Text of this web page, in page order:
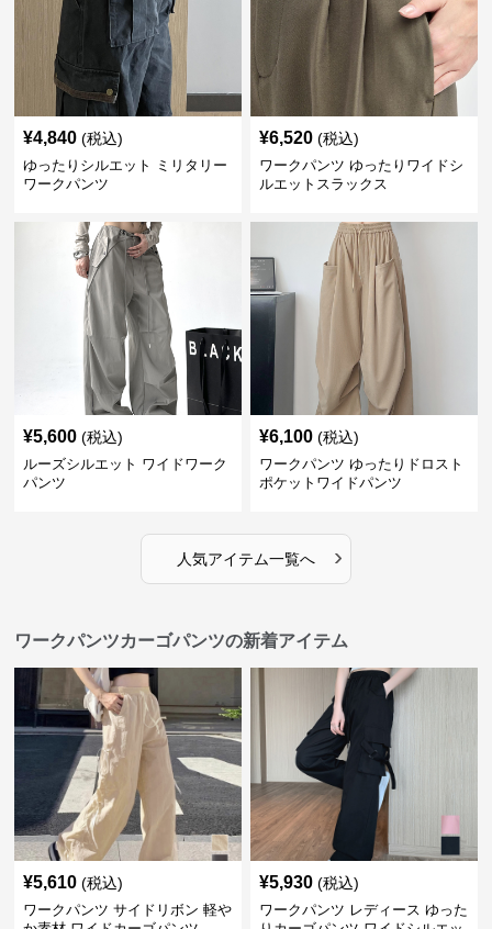
¥4,840 (税込)
ゆったりシルエット ミリタリー
ワークパンツ
¥6,520 (税込)
ワークパンツ ゆったりワイドシ
ルエットスラックス
¥5,600 (税込)
ルーズシルエット ワイドワーク
パンツ
¥6,100 (税込)
ワークパンツ ゆったりドロスト
ポケットワイドパンツ
人気アイテム一覧へ ›
ワークパンツカーゴパンツの新着アイテム
¥5,610 (税込)
ワークパンツ サイドリボン 軽や
¥5,930 (税込)
ワークパンツ レディース ゆった